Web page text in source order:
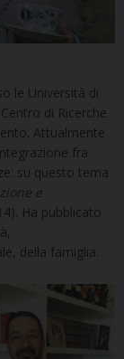
le Università di
di Ricerche
Attualmente
fra
su questo tema
e
Ha pubblicato
della famiglia.